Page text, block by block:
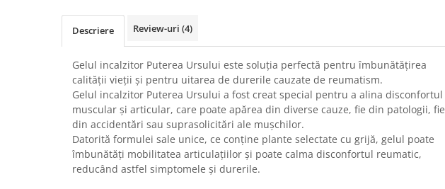
Multiminerale
Multivitamine
Descriere Review-uri (4)
Gelul incalzitor Puterea Ursului este soluția perfectă pentru îmbunătățirea
calității vieții și pentru uitarea de durerile cauzate de reumatism.
Gelul incalzitor Puterea Ursului a fost creat special pentru a alina disconfortul
muscular și articular, care poate apărea din diverse cauze, fie din patologii, fie
din accidentări sau suprasolicitări ale mușchilor.
Datorită formulei sale unice, ce conține plante selectate cu grijă, gelul poate
îmbunătăți mobilitatea articulațiilor și poate calma disconfortul reumatic,
reducând astfel simptomele și durerile.